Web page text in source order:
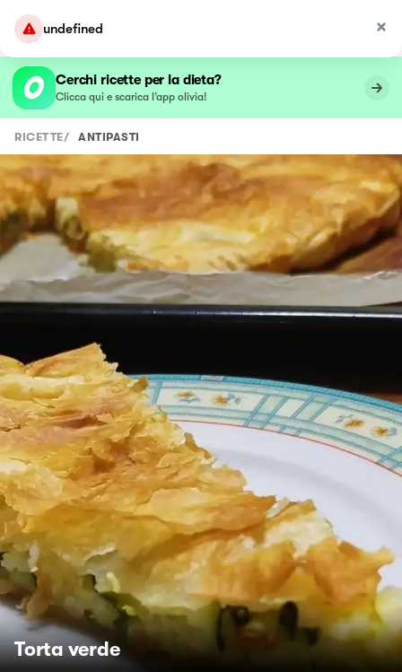
undefined
Cerchi ricette per la dieta?
Clicca qui e scarica l’app olivia!
RICETTE/ ANTIPASTI
Torta verde